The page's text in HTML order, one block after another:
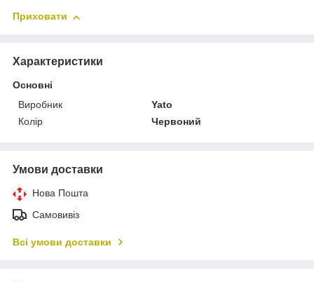
Приховати
Характеристики
Основні
Виробник
Yato
Колір
Червоний
Умови доставки
Нова Пошта
Самовивіз
Всі умови доставки